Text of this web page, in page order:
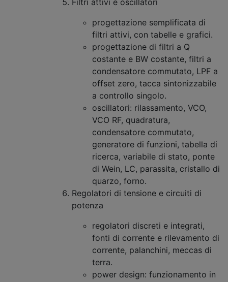
Filtri attivi e oscillatori
progettazione semplificata di
filtri attivi, con tabelle e grafici.
progettazione di filtri a Q
costante e BW costante, filtri a
condensatore commutato, LPF a
offset zero, tacca sintonizzabile
a controllo singolo.
oscillatori: rilassamento, VCO,
VCO RF, quadratura,
condensatore commutato,
generatore di funzioni, tabella di
ricerca, variabile di stato, ponte
di Wein, LC, parassita, cristallo di
quarzo, forno.
Regolatori di tensione e circuiti di
potenza
regolatori discreti e integrati,
fonti di corrente e rilevamento di
corrente, palanchini, meccas di
terra.
power design: funzionamento in